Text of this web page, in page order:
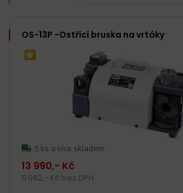
OS-13P -Ostřící bruska na vrtáky
5 ks a více skladem
13 990,- Kč
11 562,- Kč bez DPH